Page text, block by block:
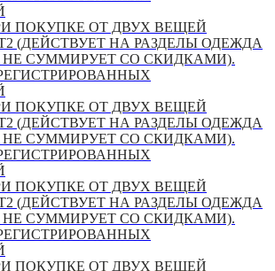
ПОКУПКЕ ОТ ДВУХ ВЕЩЕЙ
(ДЕЙСТВУЕТ НА РАЗДЕЛЫ ОДЕЖДА
НЕ СУММИРУЕТ СО СКИДКАМИ).
ПОКУПКЕ ОТ ДВУХ ВЕЩЕЙ
(ДЕЙСТВУЕТ НА РАЗДЕЛЫ ОДЕЖДА
НЕ СУММИРУЕТ СО СКИДКАМИ).
ПОКУПКЕ ОТ ДВУХ ВЕЩЕЙ
(ДЕЙСТВУЕТ НА РАЗДЕЛЫ ОДЕЖДА
НЕ СУММИРУЕТ СО СКИДКАМИ).
ПОКУПКЕ ОТ ДВУХ ВЕЩЕЙ